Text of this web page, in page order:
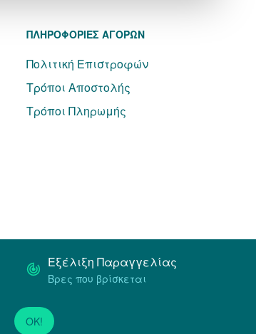
ΠΛΗΡΟΦΟΡΙΕΣ ΑΓΟΡΩΝ
Πολιτική Επιστροφών
Τρόποι Αποστολής
Τρόποι Πληρωμής
Εξέλιξη Παραγγελίας
Βρες που βρίσκεται
OK!